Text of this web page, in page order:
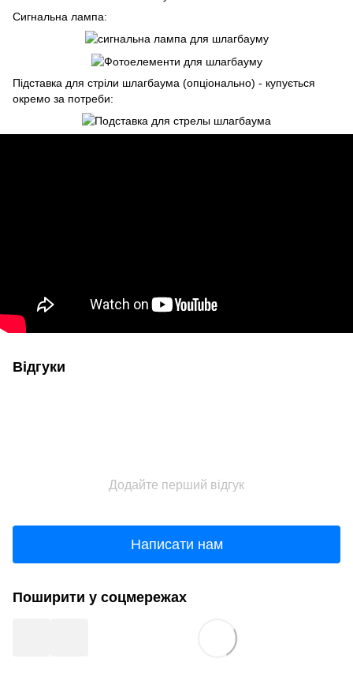
Сигнальна лампа:
Підставка для стріли шлагбаума (опціонально) - купується
окремо за потреби:
Відгуки
Додайте перший відгук
Написати нам
Поширити у соцмережах